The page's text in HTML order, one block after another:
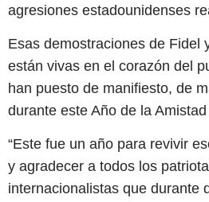
agresiones estadounidenses
Esas demostraciones de Fidel
están vivas en el corazón del
han puesto de manifiesto, de
durante este Año de la
“Este fue un año para revivir
y agradecer a todos los
internacionalistas que durante